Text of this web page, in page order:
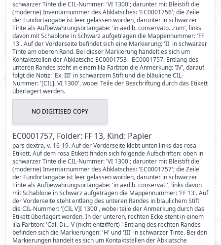
schwarzer Tinte die CIL-Nummer: 'VI 1300'; darunter mit Bleistift die
(moderne) Inventarnummer des Abklatsches: 'EC0001756'; die Zeile
der Fundortangabe ist leer gelassen worden, darunter in schwarzer
Tinte als Aufbewahrungsortangabe: 'in aedib. conservato...rum', links
davon mit Schablone in Schwarz aufgetragen die Mappennummer: 'FF
13'. Auf der Vorderseite befindet sich eine Markierung: 'II' in schwarzer
Tinte am oberen Rand. Bei dieser Markierung handelt es sich um
Kontaktstellen der Abklatsche EC0001753 - EC0001757. Entlang des
unteren Randes steht in einem lila Farbton die Anmerkung: 'IV', darauf
folgt die Notiz: 'Ex. III' in schwarzem Stift und die bläuliche CIL-
Nummer: '[CIL]. VI 1300', wobei Teile der Beschriftung durch das Etikett
überlagert werden.
NO DIGITISED COPY
EC0001757, Folder: FF 13, Kind: Papier
pars dextra, v. 16-19. Auf der Vorderseite klebt unten links das rosa
Etikett. Auf dem rosa Etikett finden sich folgende Aufschriften: oben in
schwarzer Tinte die CIL-Nummer: 'VI 1300'; darunter mit Bleistift die
(moderne) Inventarnummer des Abklatsches: 'EC0001757'; die Zeile
der Fundortangabe ist leer gelassen worden, darunter in schwarzer
Tinte als Aufbewahrungsortangabe: 'in aedib. conservat.', links davon
mit Schablone in Schwarz aufgetragen die Mappennummer: 'FF 13'. Auf
der Vorderseite steht entlang des unteren Randes in bläulichem Stift
die CIL-Nummer: '[CIL V]I 1300', wobei teile der Anmerkung durch das
Etikett überlagert werden. In der unteren, rechten Ecke steht in einem
lila Farbton: 'Cal. Di... V (nicht entziffert) ' Entlang des rechten Randes
befinden sich die Markierungen: 'H' und 'III' in schwarzer Tinte. Bei den
Markierungen handelt es sich um Kontaktstellen der Abklatsche